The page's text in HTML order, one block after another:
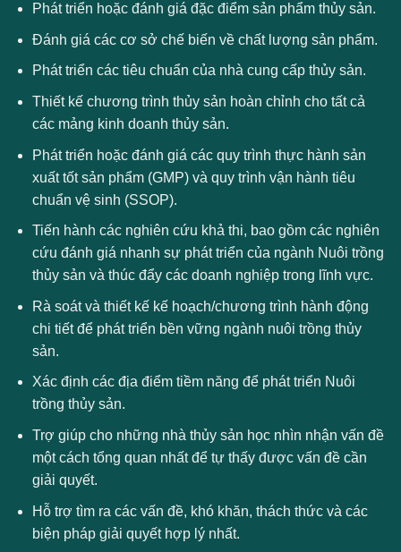
Phát triển hoặc đánh giá đặc điểm sản phẩm thủy sản.
Đánh giá các cơ sở chế biến về chất lượng sản phẩm.
Phát triển các tiêu chuẩn của nhà cung cấp thủy sản.
Thiết kế chương trình thủy sản hoàn chỉnh cho tất cả
các mảng kinh doanh thủy sản.
Phát triển hoặc đánh giá các quy trình thực hành sản
xuất tốt sản phẩm (GMP) và quy trình vận hành tiêu
chuẩn vệ sinh (SSOP).
Tiến hành các nghiên cứu khả thi, bao gồm các nghiên
cứu đánh giá nhanh sự phát triển của ngành Nuôi trồng
thủy sản và thúc đẩy các doanh nghiệp trong lĩnh vực.
Rà soát và thiết kế kế hoạch/chương trình hành động
chi tiết để phát triển bền vững ngành nuôi trồng thủy
sản.
Xác định các địa điểm tiềm năng để phát triển Nuôi
trồng thủy sản.
Trợ giúp cho những nhà thủy sản học nhìn nhận vấn đề
một cách tổng quan nhất để tự thấy được vấn đề cần
giải quyết.
Hỗ trợ tìm ra các vấn đề, khó khăn, thách thức và các
biện pháp giải quyết hợp lý nhất.